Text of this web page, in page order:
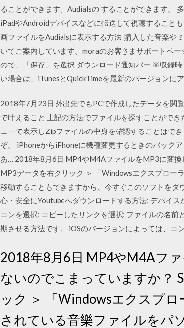
ることができます。Audialsの することができます。
iPadやAndroidデバイスなどに転送して視聴すること
画ファイルをAudialsに表示する方法 購入した音楽や
いてご案内しています。moraのお客さまサポートペ
ので、「保存」を選択 ダウンロード通知バー ※収録
い場合は、iTunesとQuickTimeを最新のバージョンに
2018年7月23日 外出先でもPCで作成したデータを閲
で叶えること 上記の方法でファイルを探すことがで
ューで表示しZipファイルの中身を確認することはで
ぞ。 iPhoneからiPhoneに機種変更するときのバック
あ… 2018年8月6日 MP4やM4AファイルをMP3に変換
MP3データを右クリック ＞ 「Windowsエクスプロー
移動することもできますから、今すぐこのソフトを
心・安全にYoutubeへダウンロードする方法; デバイ
コンを選択; コピーしたリンクを選択; ファイルの名
期させる方法です。 iOSのバージョンによっては、コ
2018年8月6日 MP4やM4Aフ
ないのでこまっていますか？
ック ＞ 「Windowsエクスプ
されている音樂ファイルをパ